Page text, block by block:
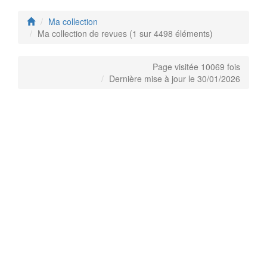
Ma collection
Ma collection de revues (1 sur 4498 éléments)
Page visitée 10069 fois
Dernière mise à jour le 30/01/2026